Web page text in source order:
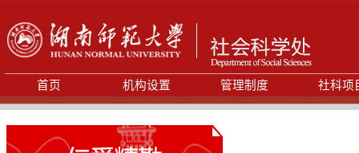
首页 机构设置 管理制度 社科项